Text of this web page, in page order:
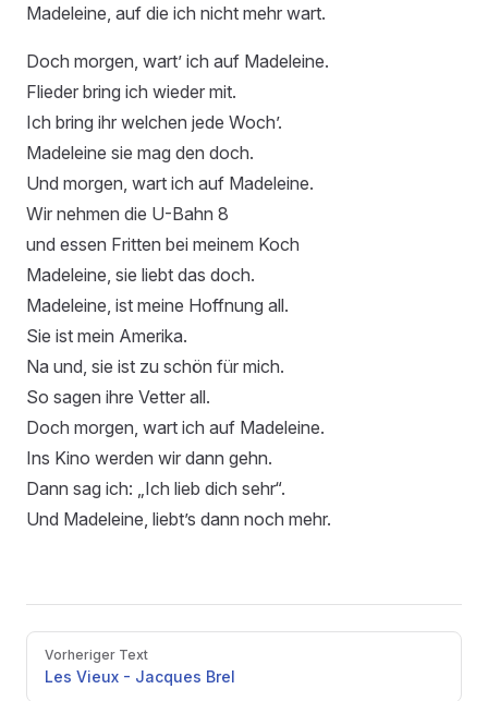
Madeleine, auf die ich nicht mehr wart.
Doch morgen, wart’ ich auf Madeleine.
Flieder bring ich wieder mit.
Ich bring ihr welchen jede Woch’.
Madeleine sie mag den doch.
Und morgen, wart ich auf Madeleine.
Wir nehmen die U-Bahn 8
und essen Fritten bei meinem Koch
Madeleine, sie liebt das doch.
Madeleine, ist meine Hoffnung all.
Sie ist mein Amerika.
Na und, sie ist zu schön für mich.
So sagen ihre Vetter all.
Doch morgen, wart ich auf Madeleine.
Ins Kino werden wir dann gehn.
Dann sag ich: „Ich lieb dich sehr“.
Und Madeleine, liebt’s dann noch mehr.
PagerVorheriger Text
Les Vieux - Jacques Brel